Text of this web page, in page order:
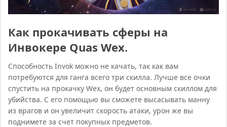
Как прокачивать сферы на
Инвокере Quas Wex.
Способность Invok можно не качать, так как вам
потребуются для ганга всего три скилла. Лучше все очки
спустить на прокачку Wex, он будет основным скиллом для
убийства. С его помощью вы сможете высасывать манну
из врагов и он увеличит скорость атаки, урон же вы
поднимете за счет покупных предметов.